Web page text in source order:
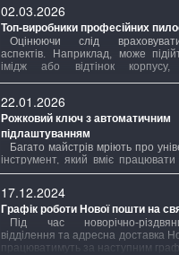
при великій кількості
регулярному проведенні таких
придбати більш професійне
Також важливо враховувати,
робити невеликий прямий
02.03.2026
Топ-виробники професійних
Оцінюючи слід
аспектів. Наприклад, може
імідж або відтінок корпусу,
увагу на потужність – саме вона
наскільки добре прилад
пилом і всяким дрібним
завжди з'являється нізвідки.
22.01.2026
Рожковий ключ з автоматичним
підлаштуванням
Багато майстрів мріють про
інструмент, який вміє
метричними та дюймовими
хочуть, щоб один ключ міг
набір ріжкових ключів,
підлаштовуючись під гайки та
діаметрів.
17.12.2024
Графік роботи Нової пошти на
Під час новорічно-
відділення та адресна доставка
працюватимуть за наступним